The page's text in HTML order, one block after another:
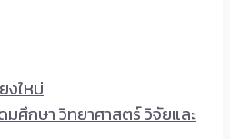
งใหม่
มศึกษา วิทยาศาสตร์ วิจัยและ